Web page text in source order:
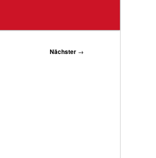
Nächster →